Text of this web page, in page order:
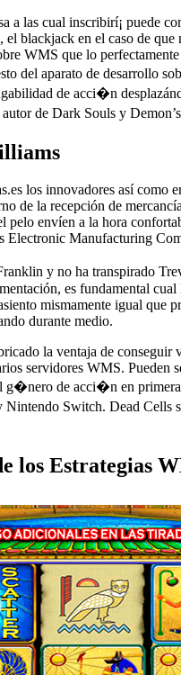
a las cual inscribirí¡ puede
blackjack en el caso de
WMS que lo
del aparato de desarrollo
de acci�n
de Dark Souls y
los innovadores así­ como
de la recepción de
pelo envíen a la hora
Electronic Manufacturing
y no ha transpirado
es fundamental
mismamente­ igual
durante medio.
la ventaja de
servidores WMS. Pueden
de acci�n en primera
Switch. Dead
los Estrategias